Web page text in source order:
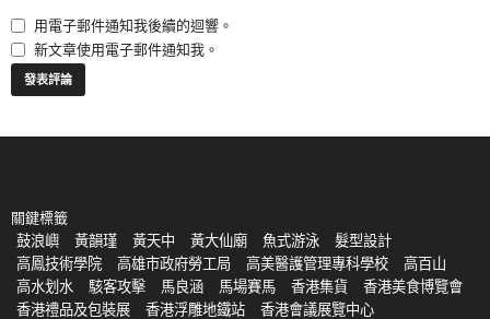
用電子郵件通知我後續的迴響。
新文章使用電子郵件通知我。
關鍵標籤
鼓浪嶼
黃韻瑾 黃天中 黃大仙廟 魚式游泳
髮型設計
高鳳技術學院
高雄市政府勞工局 高美醫護管理專科學校
高百山
高水划水
駭客攻擊 馬良涵 馬場賽馬 香港集貨
香港美食博覽會
香港禮品及包裝展
香港浮雕地鐵站
香港會議展覽中心